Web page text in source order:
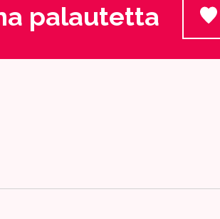
palautetta